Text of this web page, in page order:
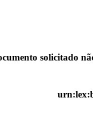
solicitado